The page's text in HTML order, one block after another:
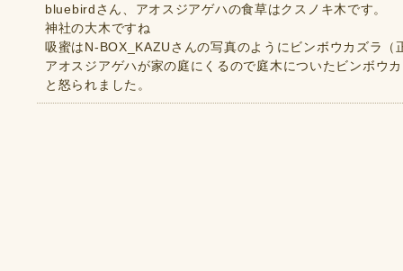
bluebirdさん、アオスジアゲハの食草はクスノキ木です。
神社の大木ですね
吸蜜はN-BOX_KAZUさんの写真のようにビンボウカズラ
アオスジアゲハが家の庭にくるので庭木についたビンボウ
と怒られました。